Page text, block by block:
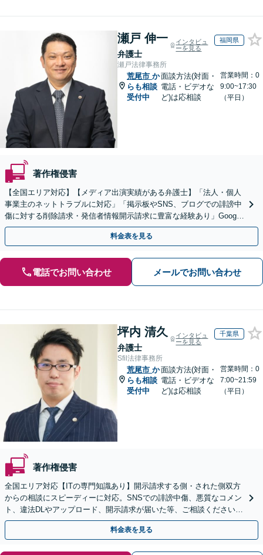
瀬戸 伸一
弁護士
インタビュ
ーを見る
福岡県
瀬戸法律事務所
荒尾市 か
らも相談
受付中
面談方法(対面・
電話・ビデオな
ど)は応相談
営業時間：0
9:00~17:30
（平日）
著作権侵害
【全国エリア対応】【メディア出演実績がある弁護士】「法人・個人
事業主のネットトラブルに対応」「掲示板やSNS、ブログでの誹謗中
傷に対する削除請求・発信者情報開示請求に豊富な経験あり」Google
口コミの削除請求・賠償請求のご相談はお任せ
料金表を見る
電話でお問い合わせ メールでお問い合わせ
坪内 清久
弁護士
インタビュ
ーを見る
千葉県
Sfil法律事務所
荒尾市 か
らも相談
受付中
面談方法(対面・
電話・ビデオな
ど)は応相談
営業時間：0
7:00~21:59
（平日）
著作権侵害
全国エリア対応【ITの専門知識あり】開示請求する側・された側双方
からの相談にスピーディーに対応。SNSでの誹謗中傷、悪質なコメン
ト、違法DLやアップロード、開示請求が届いた等、ご相談ください
【WEB面談OK&解決実績豊富】【千葉中央駅4分】
料金表を見る